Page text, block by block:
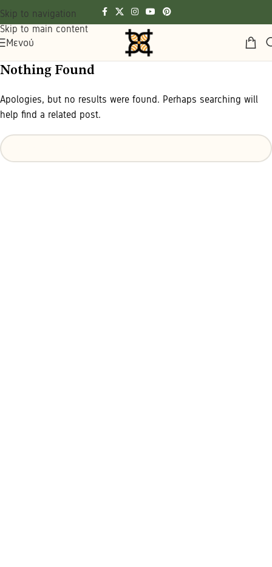
Skip to navigation
Skip to main content
Μενού
Nothing Found
Apologies, but no results were found. Perhaps searching will
help find a related post.